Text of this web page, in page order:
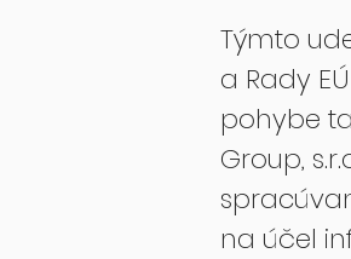
Týmto
a Rady
pohybe
Group,
na účel